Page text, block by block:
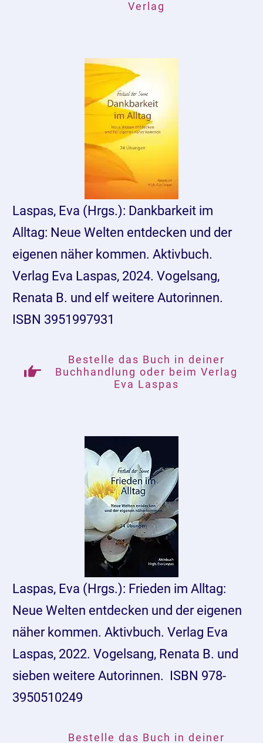
Verlag
Laspas, Eva (Hrgs.): Dankbarkeit im
Alltag: Neue Welten entdecken und der
eigenen näher kommen. Aktivbuch.
Verlag Eva Laspas, 2024. Vogelsang,
Renata B. und elf weitere Autorinnen. ‎
ISBN 3951997931
Bestelle das Buch in deiner
Buchhandlung oder beim Verlag
Eva Laspas
Laspas, Eva (Hrgs.): Frieden im Alltag:
Neue Welten entdecken und der eigenen
näher kommen. Aktivbuch. Verlag Eva
Laspas, 2022. Vogelsang, Renata B. und
sieben weitere Autorinnen. ‎ ISBN 978-
3950510249
Bestelle das Buch in deiner